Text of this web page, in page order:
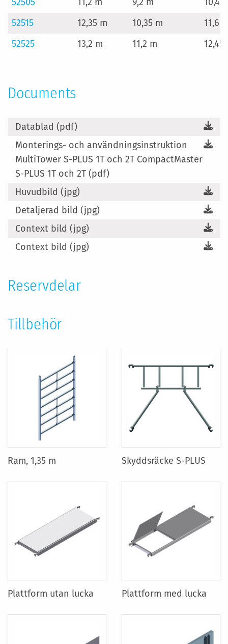
52515
12,35 m 10,35 m
11,6
52525
13,2 m 11,2 m 12,45
Documents
Datablad (pdf)
Monterings- och användningsinstruktion
MultiTower S-PLUS 1T och 2T CompactMaster
S-PLUS 1T och 2T (pdf)
Huvudbild (jpg)
Detaljerad bild (jpg)
Context bild (jpg)
Context bild (jpg)
Reservdelar
Tillbehör
Ram, 1,35 m Skyddsräcke S-PLUS
Plattform utan lucka Plattform med lucka